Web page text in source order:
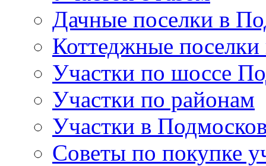
Дачные поселки в
Коттеджные
Участки по шоссе
Участки по районам
Участки в
Советы по покупке